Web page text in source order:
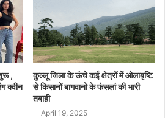
,
क्वीन
कुल्लू जिला के ऊंचे कई क्षेत्रों में ओलाबृष्टि
से किसानों बागवानो के फंसलां की भारी
तबाही
April 19, 2025